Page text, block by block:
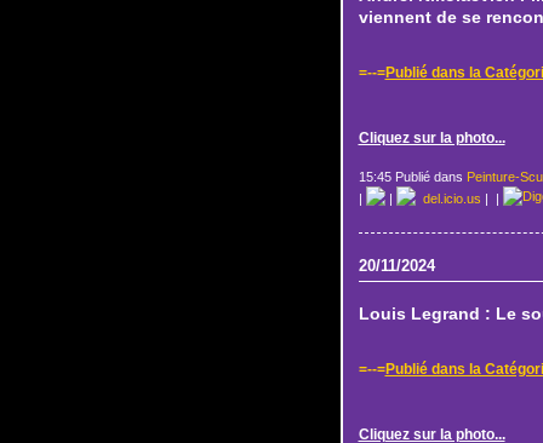
viennent de se
=--=Publié dans la
Cliquez sur la photo...
15:45 Publié dans Peinture-
|
| del.icio.us | |
20/11/2024
Louis Legrand : Le
=--=Publié dans la
Cliquez sur la photo...